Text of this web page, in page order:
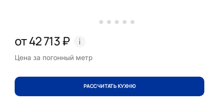
от 42 713 ₽
Цена за погонный метр
РАССЧИТАТЬ КУХНЮ